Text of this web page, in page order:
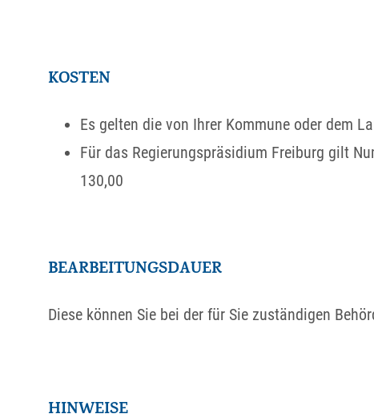
KOSTEN
Es gelten die von Ihrer Kommune oder dem
Für das Regierungspräsidium Freiburg gilt
130,00
BEARBEITUNGSDAUER
Diese können Sie bei der für Sie zuständigen
HINWEISE